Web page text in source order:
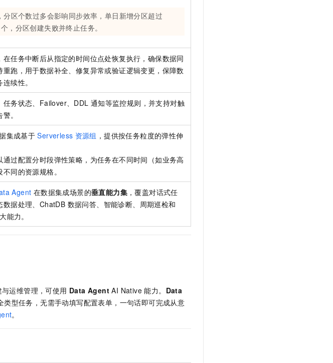
分区个数过多会影响同步效率，单日新增分区超过
个，分区创建失败并终止任务。
在任务中断后从指定的时间位点处恢复执行，确保数据同
重跑，用于数据补全、修复异常或验证逻辑变更，保障数
续性。
任务状态、Failover、DDL 通知等监控规则，并支持对触
。
集成基于 Serverless 资源组 ，提供按任务粒度的弹性伸
通过配置分时段弹性策略，为任务在不同时间（如业务高
同的资源规格。
Agent 在数据集成场景的垂直能力集 ，覆盖对话式任
数据处理、ChatDB 数据问答、智能诊断、周期巡检和
能力。
运维管理，可使用 Data Agent AI Native 能力。 Data
型任务，无需手动填写配置表单，一句话即可完成从意
。